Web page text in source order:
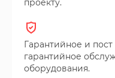
проекту.
Гарантийное и пост
гарантийное
оборудования.